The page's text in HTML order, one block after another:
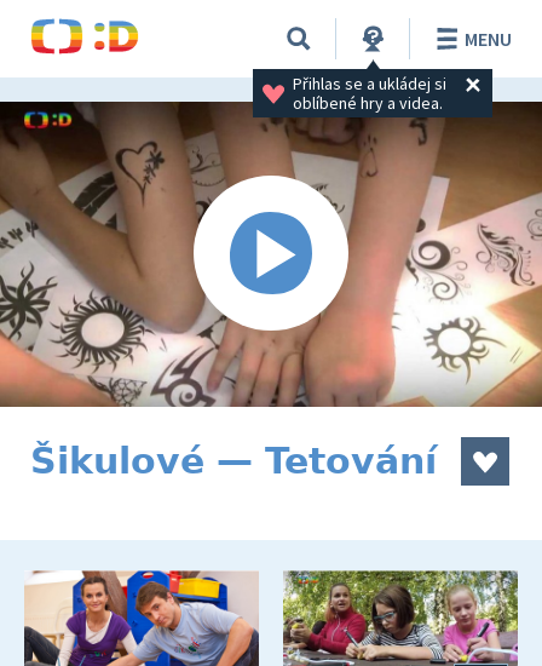
Přihlas se a ukládej si
oblíbené hry a videa.
MENU
Šikulové — Tetování